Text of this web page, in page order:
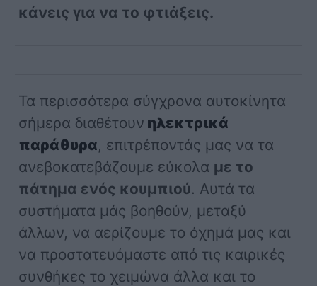
κάνεις για να το φτιάξεις.
Τα περισσότερα σύγχρονα αυτοκίνητα
σήμερα διαθέτουν ηλεκτρικά
παράθυρα, επιτρέποντάς μας να τα
ανεβοκατεβάζουμε εύκολα με το
πάτημα ενός κουμπιού. Αυτά τα
συστήματα μάς βοηθούν, μεταξύ
άλλων, να αερίζουμε το όχημά μας και
να προστατευόμαστε από τις καιρικές
συνθήκες το χειμώνα άλλα και το